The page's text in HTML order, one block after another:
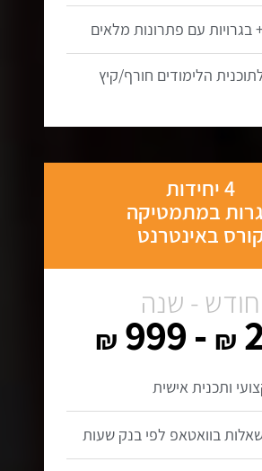
בגרויות עם פתרונות מלאים
הלימודים חורף/קיץ
4 יחידות
במתמטיקה
באינטרנט
חודש - שנה
₪
- 999
₪
ותכנית אישית
בוואטאפ לפי בנק שעות